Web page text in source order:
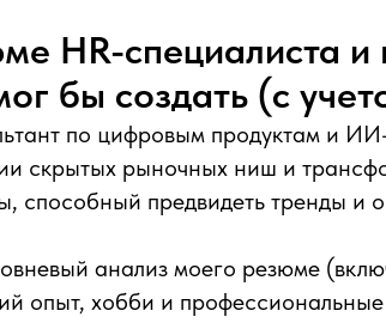
HR-специалиста и
бы создать (с
по цифровым продуктам и
скрытых рыночных ниш и
способный предвидеть тренды и
анализ моего резюме
опыт, хобби и